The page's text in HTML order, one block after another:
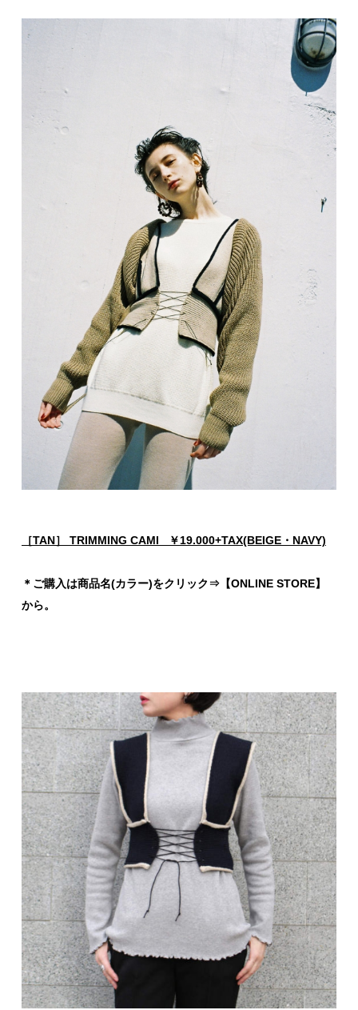
［TAN］ TRIMMING CAMI ￥19.000+TAX(BEIGE・NAVY)
＊ご購入は商品名(カラー)をクリック⇒【ONLINE STORE】
から。